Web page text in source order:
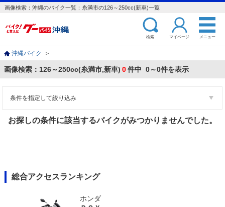
画像検索：沖縄のバイク一覧：糸満市の126～250cc(新車)一覧
検索 マイページ メニュー
沖縄バイク ＞
画像検索：126～250cc(糸満市,新車) 0件中 0～0件を表示
条件を指定して絞り込み
お探しの条件に該当するバイクがみつかりませんでした。
総合アクセスランキング
ホンダ